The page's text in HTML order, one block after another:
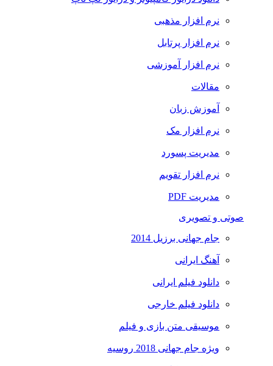
نرم افزار مذهبی
نرم افزار پرتابل
نرم افزار آموزشی
مقالات
آموزش زبان
نرم افزار مک
مدیریت پسورد
نرم افزار تقویم
مدیریت PDF
صوتی و تصویری
جام جهانی برزیل 2014
آهنگ ایرانی
دانلود فیلم ایرانی
دانلود فیلم خارجی
موسیقی متن بازی و فیلم
ویژه جام جهانی 2018 روسیه